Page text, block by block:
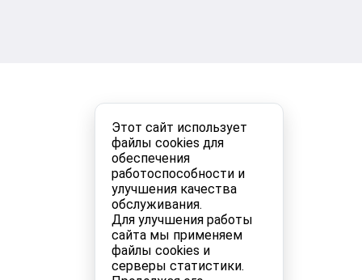
Этот сайт использует
файлы cookies для
обеспечения
работоспособности и
улучшения качества
обслуживания.
Для улучшения работы
сайта мы применяем
файлы cookies и
серверы статистики.